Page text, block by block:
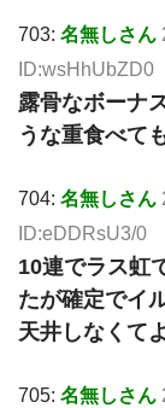
703: 名無しさん
ID:wsHhUbZD0
露骨なボーナ
うな重食べて
704: 名無しさん
ID:eDDRsU3/0
10連でラス虹
たが確定でイ
天井しなくて
705: 名無しさん